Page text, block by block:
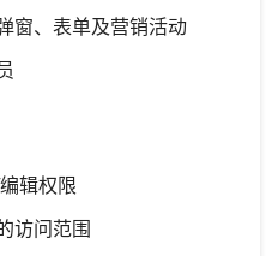
窗、表单及营销活动
辑权限
访问范围